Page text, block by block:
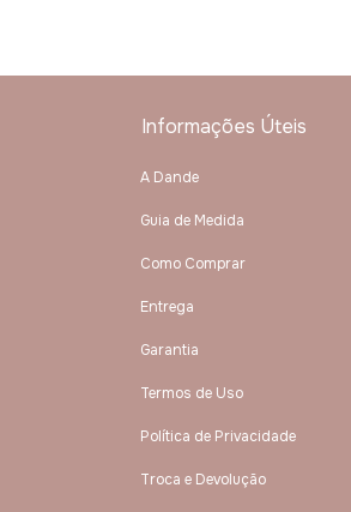
Informações Úteis
A Dande
Guia de Medida
Como Comprar
Entrega
Garantia
Termos de Uso
Política de Privacidade
Troca e Devolução